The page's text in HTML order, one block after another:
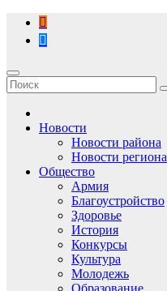
Перейти
содержимому
Новости
Новости района
Новости региона
Общество
Армия
Благоустройство
Здоровье
История
Конкурсы
Культура
Молодежь
Образование